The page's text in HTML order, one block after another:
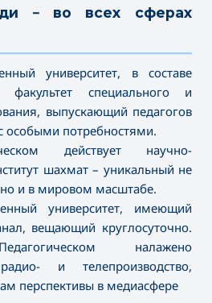
– во всех сферах
университет, в составе
факультет специального и
выпускающий педагогов
особыми потребностями.
действует научно-
шахмат – уникальный не
и в мировом масштабе.
университет, имеющий
вещающий круглосуточно.
налажено
и телепроизводство,
перспективы в медиасфере